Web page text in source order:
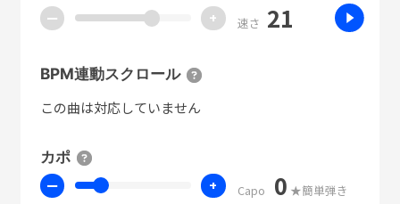
ー + 速さ 21
BPM連動スクロール
この曲は対応していません
カポ
ー + Capo 0 ★簡単弾き